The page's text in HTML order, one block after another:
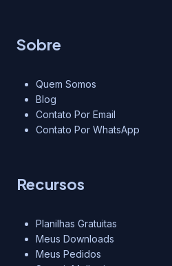
Sobre
Quem Somos
Blog
Contato Por Email
Contato Por WhatsApp
Recursos
Planilhas Gratuitas
Meus Downloads
Meus Pedidos